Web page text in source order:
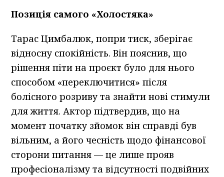
Позиція самого «Холостяка»
Тарас Цимбалюк, попри тиск, зберігає
відносну спокійність. Він пояснив, що
рішення піти на проєкт було для нього
способом «переключитися» після
болісного розриву та знайти нові стимули
для життя. Актор підтвердив, що на
момент початку зйомок він справді був
вільним, а його чесність щодо фінансової
сторони питання — це лише прояв
професіоналізму та відсутності подвійних